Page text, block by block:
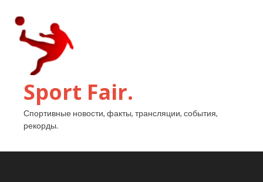
Sport Fair.
Спортивные новости, факты, трансляции, события,
рекорды.